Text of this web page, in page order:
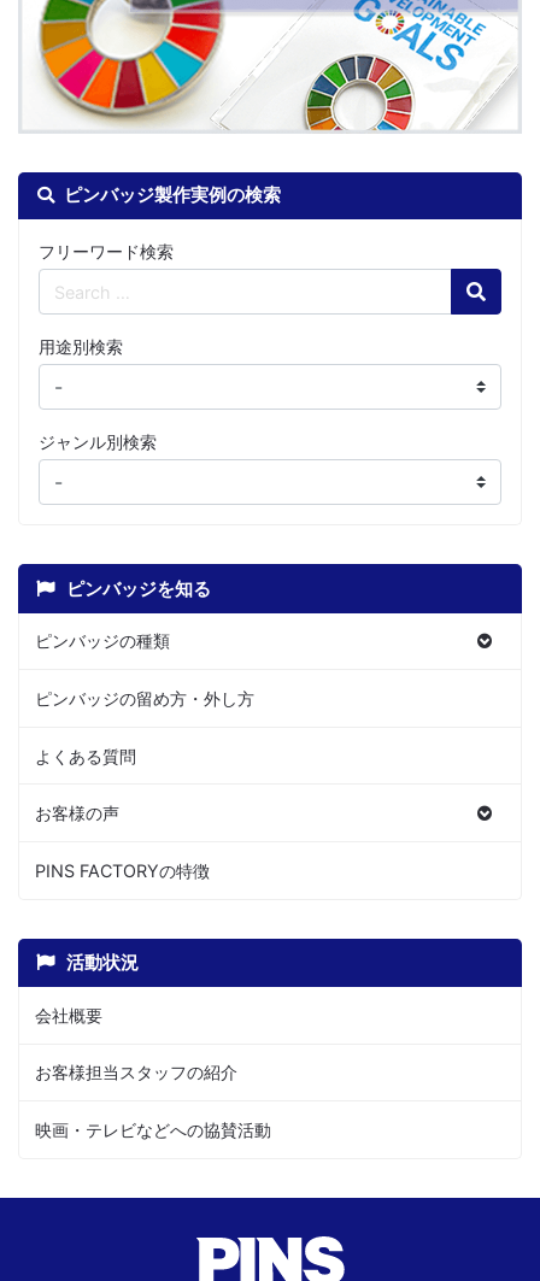
ピンバッジ製作実例の検索
フリーワード検索
Search
用途別検索
ジャンル別検索
ピンバッジを知る
ピンバッジの種類
ピンバッジの留め方・外し方
よくある質問
お客様の声
PINS FACTORYの特徴
活動状況
会社概要
お客様担当スタッフの紹介
映画・テレビなどへの協賛活動